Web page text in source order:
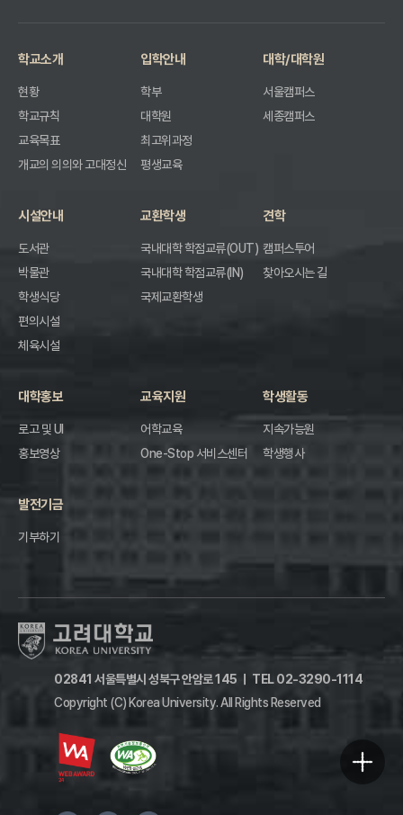
학교소개
현황
학교규칙
교육목표
개교의 의의와 고대정신
입학안내
학부
대학원
최고위과정
평생교육
대학/대학원
서울캠퍼스
세종캠퍼스
시설안내
도서관
박물관
학생식당
편의시설
체육시설
교환학생
국내대학 학점교류(OUT)
국내대학 학점교류(IN)
국제교환학생
견학
캠퍼스투어
찾아오시는 길
대학홍보
로고 및 UI
홍보영상
교육지원
어학교육
One-Stop 서비스센터
학생활동
지속가능원
학생행사
발전기금
기부하기
02841 서울특별시 성북구 안암로 145
TEL 02-3290-1114
Copyright (C) Korea University.All Rights Reserved